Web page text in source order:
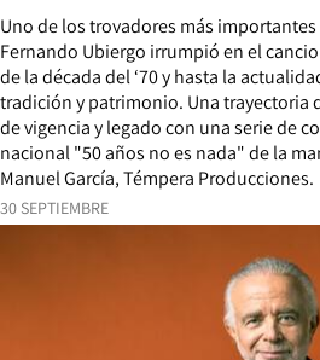
30 SEPTIEMBRE
Uno de los trovadores más
Fernando Ubiergo irrumpió en el
de la década del ‘70 y hasta la
tradición y patrimonio. Una trayectoria
de vigencia y legado con una serie de
nacional "50 años no es nada" de la
Manuel García, Témpera Producciones.